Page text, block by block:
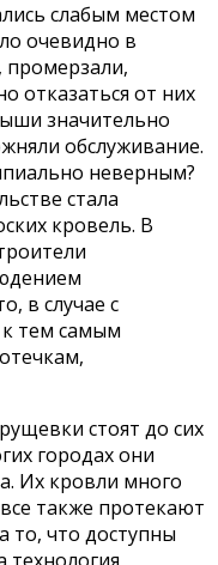
слабым местом
очевидно в
отказаться от них
значительно
обслуживание.
неверным?
стала
кровель. В
в случае с
тем самым
стоят до сих
городах они
Их кровли много
также протекают
то, что доступны